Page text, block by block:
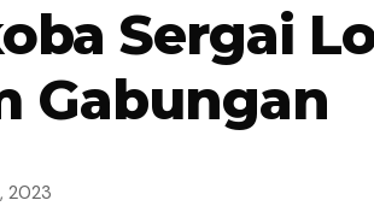
Sergai
Gabungan
2023